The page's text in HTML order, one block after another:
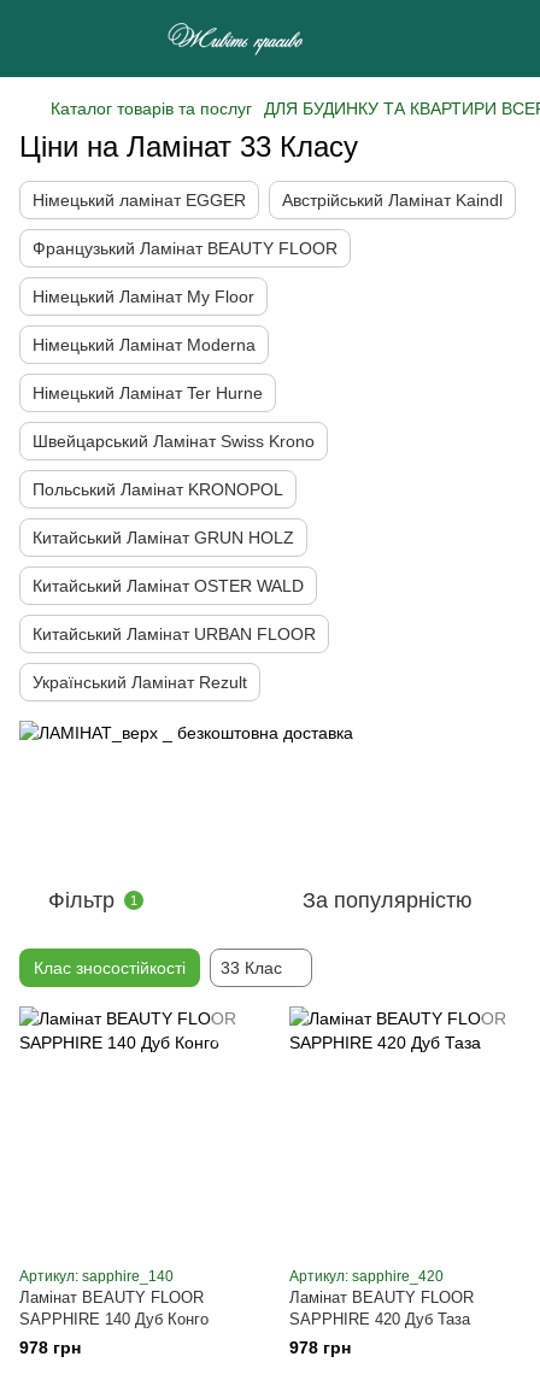
Каталог товарів та послуг ДЛЯ БУДИНКУ ТА КВАРТИРИ
Ціни на Ламінат 33 Класу
Німецький ламінат EGGER Австрійський Ламінат Kaindl
Французький Ламінат BEAUTY FLOOR
Німецький Ламінат My Floor
Німецький Ламінат Moderna
Німецький Ламінат Ter Hurne
Швейцарський Ламінат Swiss Krono
Польський Ламінат KRONOPOL
Китайський Ламінат GRUN HOLZ
Китайський Ламінат OSTER WALD
Китайський Ламінат URBAN FLOOR
Український Ламінат Rezult
Фільтр 1 За популярністю
Клас зносостійкості 33 Клас
Артикул: sapphire_140
Ламінат BEAUTY FLOOR
SAPPHIRE 140 Дуб Конго
978 грн
Артикул: sapphire_420
Ламінат BEAUTY FLOOR
SAPPHIRE 420 Дуб Таза
978 грн